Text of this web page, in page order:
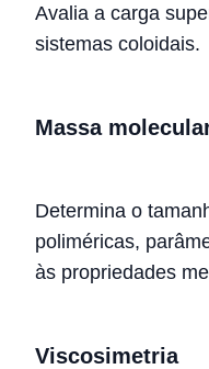
Avalia a carga
sistemas coloidais.
Massa
Determina o
poliméricas,
às propriedades
Viscosimetria